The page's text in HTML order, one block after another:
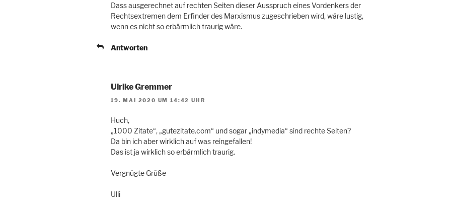
Dass ausgerechnet auf rechten Seiten dieser Ausspruch eines Vordenkers der
Rechtsextremen dem Erfinder des Marxismus zugeschrieben wird, wäre lustig,
wenn es nicht so erbärmlich traurig wäre.
Antworten
Ulrike Gremmer
19. MAI 2020 UM 14:42 UHR
Huch,
„1000 Zitate“, „gutezitate.com“ und sogar „indymedia“ sind rechte Seiten?
Da bin ich aber wirklich auf was reingefallen!
Das ist ja wirklich so erbärmlich traurig.
Vergnügte Grüße
Ulli